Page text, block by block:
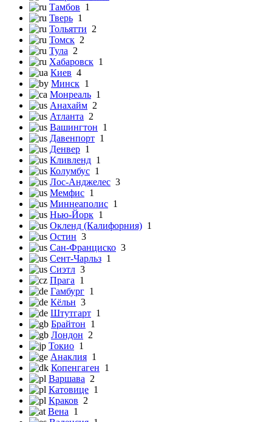
Тамбов 1
Тверь 1
Тольятти 2
Томск 2
Тула 2
Хабаровск 1
Киев 4
Минск 1
Монреаль 1
Анахайм 2
Атланта 2
Вашингтон 1
Давенпорт 1
Денвер 1
Кливленд 1
Колумбус 1
Лос-Анджелес 3
Мемфис 1
Миннеаполис 1
Нью-Йорк 1
Окленд (Калифорния) 1
Остин 3
Сан-Франциско 3
Сент-Чарльз 1
Сиэтл 3
Прага 1
Гамбург 1
Кёльн 3
Штутгарт 1
Брайтон 1
Лондон 2
Токио 1
Анаклия 1
Копенгаген 1
Варшава 2
Катовице 1
Краков 2
Вена 1